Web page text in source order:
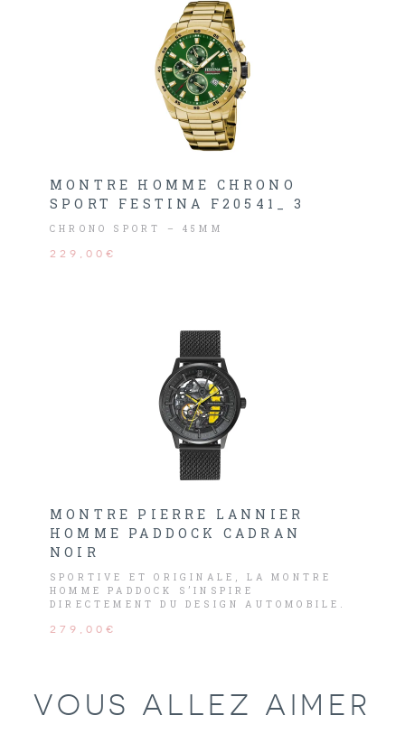
MONTRE HOMME CHRONO
SPORT FESTINA F20541_ 3
CHRONO SPORT – 45MM
229,00€
MONTRE PIERRE LANNIER
HOMME PADDOCK CADRAN
NOIR
SPORTIVE ET ORIGINALE, LA MONTRE
HOMME PADDOCK S’INSPIRE
DIRECTEMENT DU DESIGN AUTOMOBILE.
279,00€
VOUS ALLEZ AIMER